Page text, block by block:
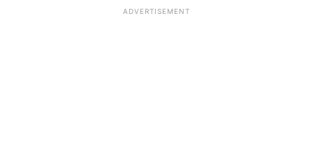
ADVERTISEMENT